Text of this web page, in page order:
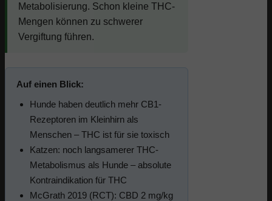
Metabolisierung. Schon kleine THC-
Mengen können zu schwerer
Vergiftung führen.
Auf einen Blick:
Hunde haben deutlich mehr CB1-
Rezeptoren im Kleinhirn als
Menschen – THC ist für sie toxisch
Katzen: noch langsamerer THC-
Metabolismus als Hunde – absolute
Kontraindikation für THC
McGrath 2019 (RCT): CBD 2 mg/kg